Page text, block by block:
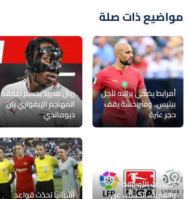
مواضيع ذات صلة
أمرابط يضحي براتبه لأجل
بيتيس.. وفنربخشة يقف
حجر عثرة
ريال مدريد يحسم صفقة
المهاجم الإيفواري يان
ديوماندي
الدوريات الأوروبية
والقارية.. الكشف عن إسبانيا تحدّث قواعد